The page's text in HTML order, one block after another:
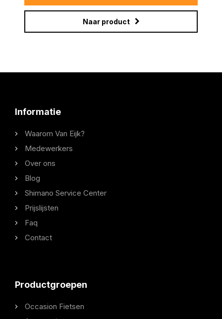
Naar product
Informatie
Waarom Van Eijk?
Medewerkers
Over ons
Blog
Shimano Service Center
Prijslijsten
Faq
Contact
Productgroepen
Occasion Fietsen